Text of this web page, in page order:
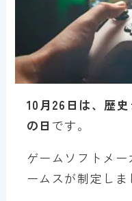
10月26日は、歴
の日 です。
ゲームソフトメ
ームスが制定しま